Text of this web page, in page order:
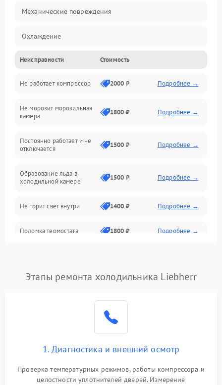
Механические повреждения
Охлаждение
Механика
Электропитание
Дренаж
Неисправности Стоимость
Не работает компрессор 2000 ₽ Подробнее →
Не морозит морозильная
камера
1800 ₽ Подробнее →
Постоянно работает и не
отключается
1500 ₽ Подробнее →
Образование льда в
холодильной камере
1500 ₽ Подробнее →
Не горит свет внутри 1400 ₽ Подробнее →
Поломка термостата 1800 ₽ Подробнее →
Поломка системы No Frost 2600 ₽ Подробнее →
работе
2000 ₽ Подробнее →
Этапы ремонта холодильника Liebherr
1. Диагностика и внешний осмотр
Проверка температурных режимов, работы компрессора и
целостности уплотнителей дверей. Измерение